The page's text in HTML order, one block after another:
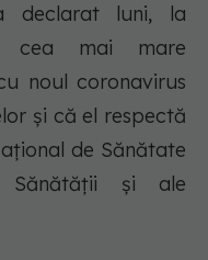
declarat luni, la
cea mai mare
noul coronavirus
și că el respectă
de Sănătate
Sănătății și ale